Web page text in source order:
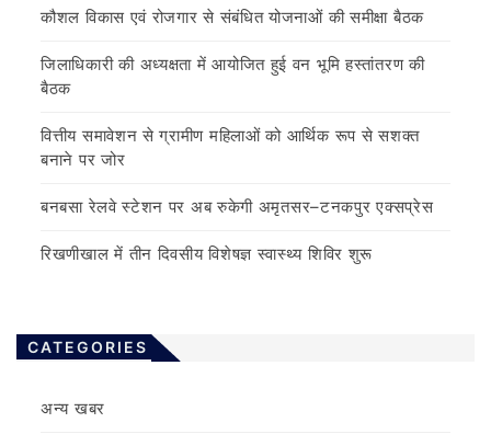
कौशल विकास एवं रोजगार से संबंधित योजनाओं की समीक्षा बैठक
जिलाधिकारी की अध्यक्षता में आयोजित हुई वन भूमि हस्तांतरण की
बैठक
वित्तीय समावेशन से ग्रामीण महिलाओं को आर्थिक रूप से सशक्त
बनाने पर जोर
बनबसा रेलवे स्टेशन पर अब रुकेगी अमृतसर–टनकपुर एक्सप्रेस
रिखणीखाल में तीन दिवसीय विशेषज्ञ स्वास्थ्य शिविर शुरू
CATEGORIES
अन्य खबर